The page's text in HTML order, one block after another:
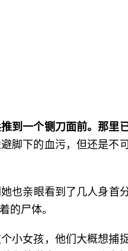
到一个铡刀面前。那里
脚下的血污，但还是不
也亲眼看到了几人身首
的尸体。
女孩，他们大概想捕捉